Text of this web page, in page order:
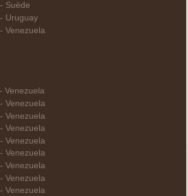
Suède
Uruguay
Venezuela
Venezuela
Venezuela
Venezuela
Venezuela
Venezuela
Venezuela
Venezuela
Venezuela
Venezuela